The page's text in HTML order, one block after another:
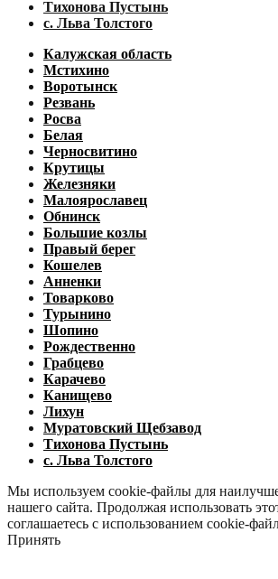
Тихонова Пустынь
с. Льва Толстого
Калужская область
Мстихино
Воротынск
Резвань
Росва
Белая
Черносвитино
Крутицы
Железняки
Малоярославец
Обнинск
Большие козлы
Правый берег
Кошелев
Анненки
Товарково
Турынино
Шопино
Рождественно
Грабцево
Карачево
Канищево
Лихун
Муратовский Щебзавод
Тихонова Пустынь
с. Льва Толстого
Мы используем cookie-файлы для
нашего сайта. Продолжая использовать
соглашаетесь с использованием cookie-
Принять